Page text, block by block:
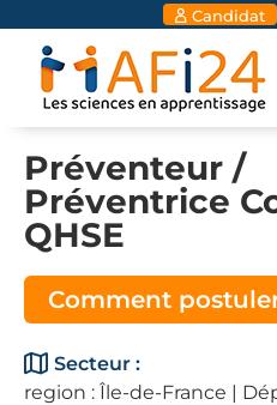
Candidat
Préventeur /
Préventrice
QHSE
Comment
Secteur :
region : Île-de-France |